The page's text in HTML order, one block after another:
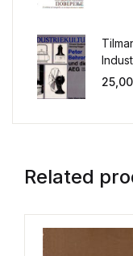
AEG
25,00
Related